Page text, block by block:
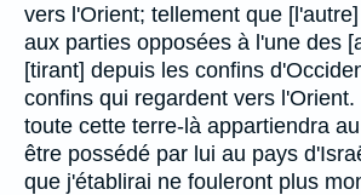
vers l'Orient; tellement que
aux parties opposées à l'une des
[tirant] depuis les confins
confins qui regardent vers l'Orient.
toute cette terre-là appartiendra
être possédé par lui au pays
que j'établirai ne fouleront plus